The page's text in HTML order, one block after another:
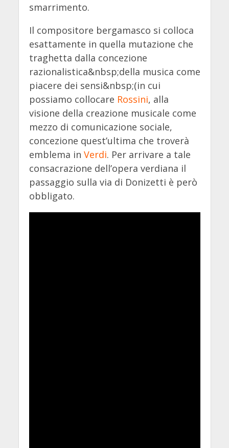
smarrimento.
Il compositore bergamasco si colloca
esattamente in quella mutazione che
traghetta dalla concezione
razionalistica&nbsp;della musica come
piacere dei sensi&nbsp;(in cui
possiamo collocare Rossini, alla
visione della creazione musicale come
mezzo di comunicazione sociale,
concezione quest’ultima che troverà
emblema in Verdi. Per arrivare a tale
consacrazione dell’opera verdiana il
passaggio sulla via di Donizetti è però
obbligato.